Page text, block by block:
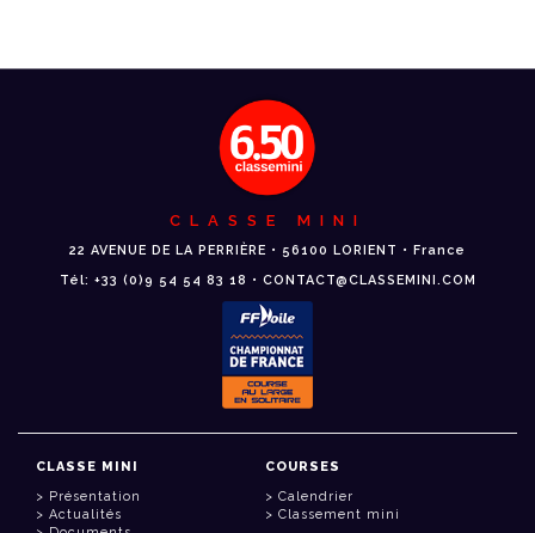
CLASSE MINI
22 AVENUE DE LA PERRIÈRE • 56100 LORIENT • France
Tél: +33 (0)9 54 54 83 18 • CONTACT@CLASSEMINI.COM
CLASSE MINI
Présentation
Actualités
COURSES
Calendrier
Classement mini